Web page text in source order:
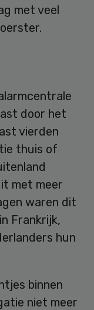
met veel
door het
vierden
thuis of
met meer
waren dit
Frankrijk,
hun
binnen
niet meer